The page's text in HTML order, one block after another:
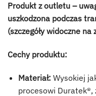
Produkt z outletu –
uszkodzona podczas
(szczegóły widoczne na
Cechy produktu:
Materiał: Wysokiej
procesowi Duratek®,